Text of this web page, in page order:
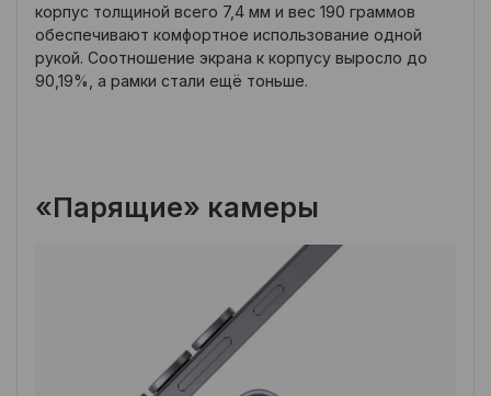
корпус толщиной всего 7,4 мм и вес 190 граммов
обеспечивают комфортное использование одной
рукой. Соотношение экрана к корпусу выросло до
90,19%, а рамки стали ещё тоньше.
«Парящие» камеры